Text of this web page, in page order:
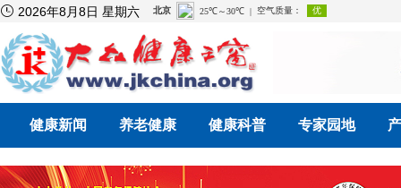
 2026年8月8日 星期六
健康新闻 养老健康 健康科普 专家园地